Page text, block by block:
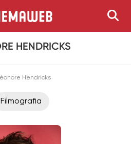
HENDRICKS
Hendricks
Filmografia